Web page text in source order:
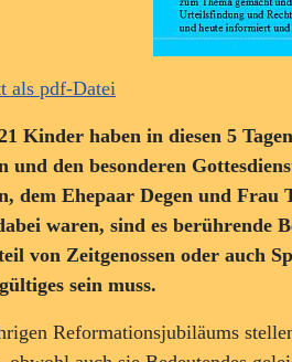
als pdf-Datei
Kinder haben in diesen 5
und den besonderen
dem Ehepaar Degen und
waren, sind es berührende
von Zeitgenossen oder auch
sein muss.
Reformationsjubiläums